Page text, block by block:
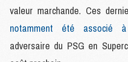
valeur marchande. Ces
notamment été associé
adversaire du PSG en